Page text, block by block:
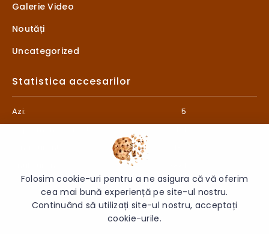
Galerie Video
Noutăți
Uncategorized
Statistica accesarilor
Azi:
5
© 2026 Liceul „Litterarum” - Toate drepturile rezervate.
Folosim cookie-uri pentru a ne asigura că vă oferim
cea mai bună experiență pe site-ul nostru.
Continuând să utilizați site-ul nostru, acceptați
cookie-urile.